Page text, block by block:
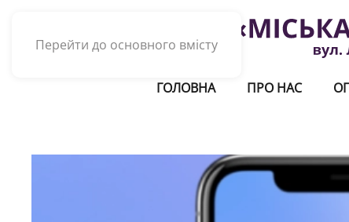
Перейти до основного вмісту
ГОЛОВНА ПРО НАС